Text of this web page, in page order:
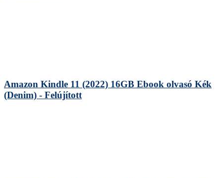
Amazon Kindle 11 (2022) 16GB Ebook olvasó Kék
(Denim) - Felújított